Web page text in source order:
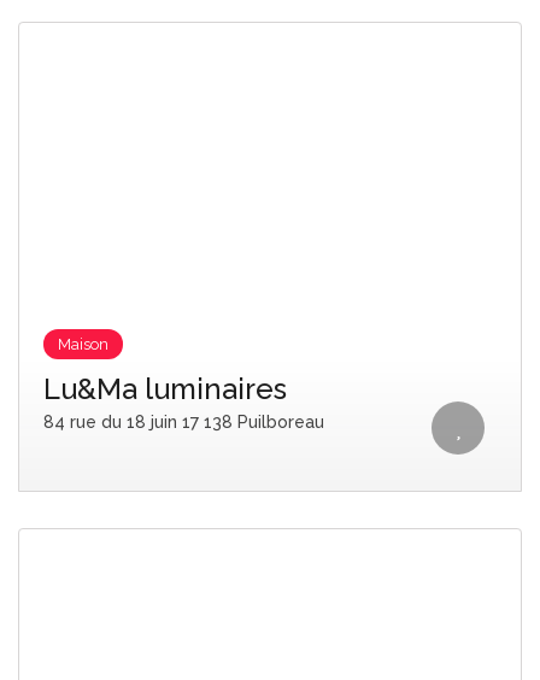
Maison
Lu&Ma luminaires
84 rue du 18 juin 17 138 Puilboreau